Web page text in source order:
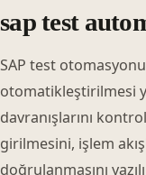
sap test
SAP test
otomatikleştirilmesi
davranışlarını
girilmesini, işlem
doğrulanmasını